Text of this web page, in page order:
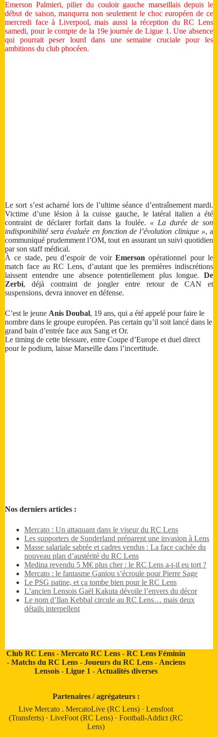
Emerson Palmieri, pilier du couloir gauche marseillais depuis le
début de saison, manquera non seulement le choc européen de ce
mercredi face à Liverpool, mais aussi la réception du RC Lens
samedi, pour le compte de la 19e journée de Ligue 1. Une absence
qui pourrait peser lourd dans une semaine cruciale pour les
ambitions du club phocéen.
Le sort s’est acharné lors de l’ultime séance d’entraînement mardi.
Victime d’une lésion à la cuisse gauche, le latéral italien a été
contraint de déclarer forfait dans la foulée. « La durée de son
indisponibilité sera évaluée en fonction de l’évolution clinique », a
communiqué prudemment l’OM, tout en assurant un suivi quotidien
par son staff médical.
À ce stade, peu d’espoir de voirEmerson opérationnel pour le
match face au RC Lens, d’autant que les premières indiscrétions
laissent entendre une absence potentiellement plus longue. De
Zerbi, déjà contraint de jongler entre retour de CAN et
suspensions, devra innover en défense.
C’est le jeune Anis Doubal, 19 ans, qui a été appelé pour faire le
nombre dans le groupe européen. Pas certain qu’il soit lancé dans le
grand bain d’entrée face aux Sang et Or.
Le timing de cette blessure, entre Coupe d’Europe et duel direct
pour le podium, laisse Marseille dans l’incertitude.
Nos derniers articles :
Mercato : Un attaquant dans le viseur du RC Lens
Les supporters de Sunderland préparent une invasion à Lens
Masse salariale sabrée et cadres vendus : La face cachée du
nouveau plan d’austérité du RC Lens
Medina revendu 5 M€ plus cher : le RC Lens a-t-il eu tort ?
Mercato : le fantasme Ganiou s’écroule pour Pierre Sage
Le PSG patine, et ça tombe bien pour le RC Lens
L’ancien Lensois Gaël Kakuta dévoile l’envers du décor
Le nom d’Ilan Kebbal circule au RC Lens… mais deux
détails interpellent
Club RC Lens -Mercato RC Lens -RC Lens Féminin
- Matchs du RC Lens- Joueurs du RC Lens- Anciens
Lensois- Ligue 1 - Actualités diverses
Partenaires / agrégateurs :
Live Mercato .MercatoLive (RC Lens) ·Lensfoot
(Transferts) ·LiveFoot (RC Lens) ·Football-Addict (RC
Lens)